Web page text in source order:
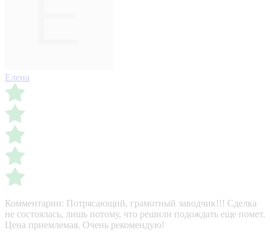
Елена
Комментарии: Потрясающий, грамотный заводчик!!! Сделка
не состоялась, лишь потому, что решили подождать еще помет.
Цена приемлемая. Очень рекомендую!